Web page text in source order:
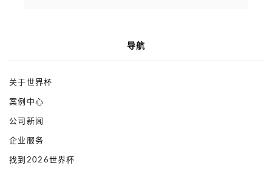
导航
关于世界杯
案例中心
公司新闻
企业服务
找到2026世界杯